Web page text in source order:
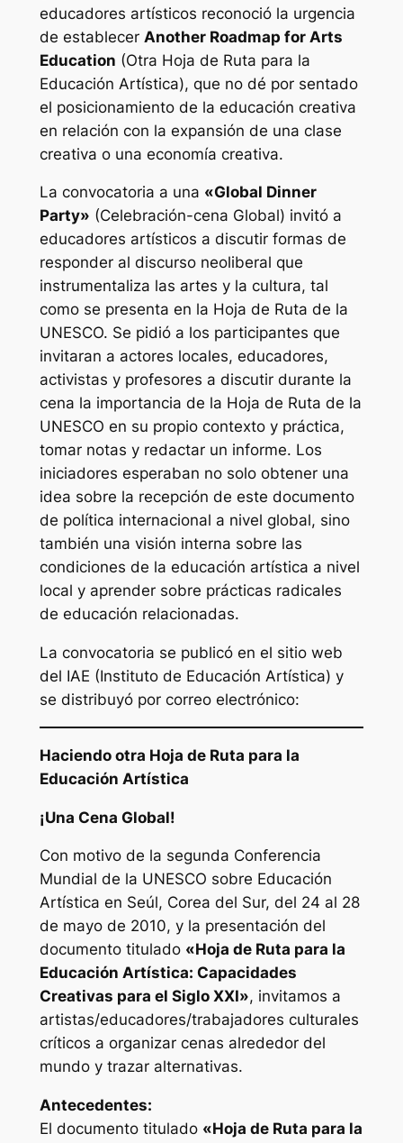
educadores artísticos reconoció la urgencia
de establecer Another Roadmap for Arts
Education (Otra Hoja de Ruta para la
Educación Artística), que no dé por sentado
el posicionamiento de la educación creativa
en relación con la expansión de una clase
creativa o una economía creativa.
La convocatoria a una «Global Dinner
Party» (Celebración-cena Global) invitó a
educadores artísticos a discutir formas de
responder al discurso neoliberal que
instrumentaliza las artes y la cultura, tal
como se presenta en la Hoja de Ruta de la
UNESCO. Se pidió a los participantes que
invitaran a actores locales, educadores,
activistas y profesores a discutir durante la
cena la importancia de la Hoja de Ruta de la
UNESCO en su propio contexto y práctica,
tomar notas y redactar un informe. Los
iniciadores esperaban no solo obtener una
idea sobre la recepción de este documento
de política internacional a nivel global, sino
también una visión interna sobre las
condiciones de la educación artística a nivel
local y aprender sobre prácticas radicales
de educación relacionadas.
La convocatoria se publicó en el sitio web
del IAE (Instituto de Educación Artística) y
se distribuyó por correo electrónico:
Haciendo otra Hoja de Ruta para la
Educación Artística
¡Una Cena Global!
Con motivo de la segunda Conferencia
Mundial de la UNESCO sobre Educación
Artística en Seúl, Corea del Sur, del 24 al 28
de mayo de 2010, y la presentación del
documento titulado «Hoja de Ruta para la
Educación Artística: Capacidades
Creativas para el Siglo XXI», invitamos a
artistas/educadores/trabajadores culturales
críticos a organizar cenas alrededor del
mundo y trazar alternativas.
Antecedentes:
El documento titulado «Hoja de Ruta para la